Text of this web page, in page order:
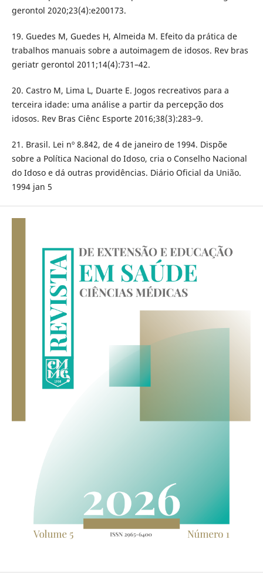
gerontol 2020;23(4):e200173.
19. Guedes M, Guedes H, Almeida M. Efeito da prática de
trabalhos manuais sobre a autoimagem de idosos. Rev bras
geriatr gerontol 2011;14(4):731–42.
20. Castro M, Lima L, Duarte E. Jogos recreativos para a
terceira idade: uma análise a partir da percepção dos
idosos. Rev Bras Ciênc Esporte 2016;38(3):283–9.
21. Brasil. Lei nº 8.842, de 4 de janeiro de 1994. Dispõe
sobre a Política Nacional do Idoso, cria o Conselho Nacional
do Idoso e dá outras providências. Diário Oficial da União.
1994 jan 5